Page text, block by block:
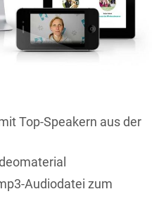
Top-Speakern aus der
Audiodatei zum